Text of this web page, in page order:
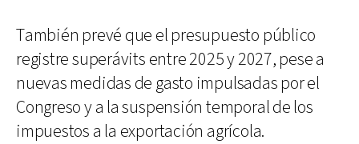
También prevé que el presupuesto público
registre superávits entre 2025 y 2027, pese a
nuevas medidas de gasto impulsadas por el
Congreso y a la suspensión temporal de los
impuestos a la exportación agrícola.